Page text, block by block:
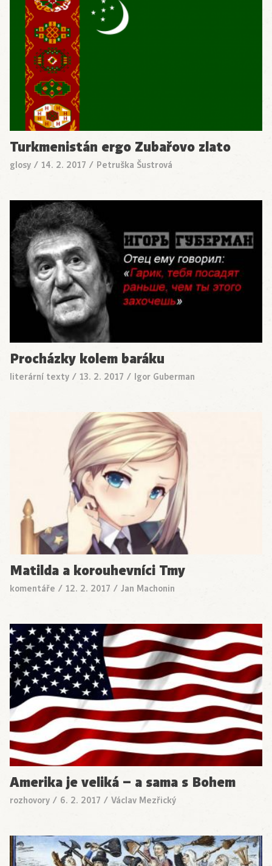
Turkmenistán ergo Zubařovo zlato
glosy / 14. 2. 2017 / Petruška Šustrová
Procházky kolem baráku
literární texty / 13. 2. 2017 / Igor Guberman
Matilda a korouhevníci Tmy
komentáře / 12. 2. 2017 / Jan Machonin
Amerika je veliká – a sama s Bohem
rozhovory / 6. 2. 2017 / Václav Mezřický